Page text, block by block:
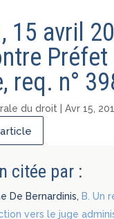
15 avril
Préfet
req. n°
du droit |Avr 15,
citée par :
De Bernardinis, B. Un
vers le juge